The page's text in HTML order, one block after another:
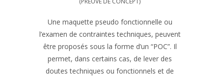
Une maquette pseudo fonctionnelle ou
l’examen de contraintes techniques, peuvent
être proposés sous la forme d’un “POC”. Il
permet, dans certains cas, de lever des
doutes techniques ou fonctionnels et de